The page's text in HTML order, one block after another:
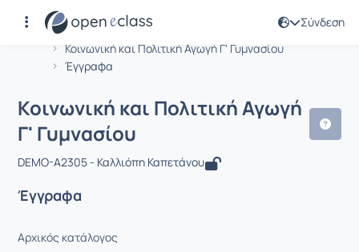
Σύνδεση
Αρχική Σελίδα
Κοινωνική και Πολιτική Αγωγή Γ' Γυμνασίου
Έγγραφα
Μάθημα : Κοινωνική και Πολιτική
Κοινωνική και Πολιτική Αγωγή
Γ' Γυμνασίου
DEMO-A2305 - Καλλιόπη Καπετάνου
Έγγραφα
Αρχικός κατάλογος